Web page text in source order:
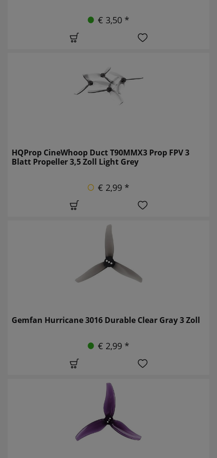
€ 3,50 *
HQProp CineWhoop Duct T90MMX3 Prop FPV 3
Blatt Propeller 3,5 Zoll Light Grey
€ 2,99 *
Gemfan Hurricane 3016 Durable Clear Gray 3 Zoll
€ 2,99 *